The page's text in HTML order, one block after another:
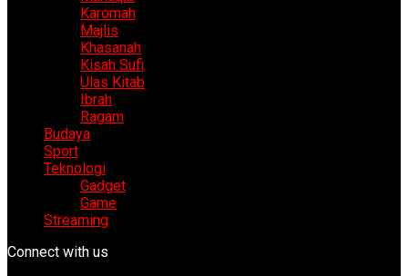
Karomah
Majlis
Khasanah
Kisah Sufi
Ulas Kitab
Ibrah
Ragam
Budaya
Sport
Teknologi
Gadget
Game
Streaming
Connect with us